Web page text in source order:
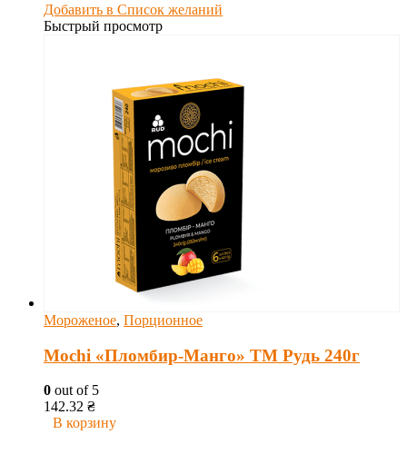
Добавить в Список желаний
Быстрый просмотр
Мороженое, Порционное
Mochi «Пломбир-Манго» ТМ Рудь 240г
0 out of 5
142.32 ₴
В корзину